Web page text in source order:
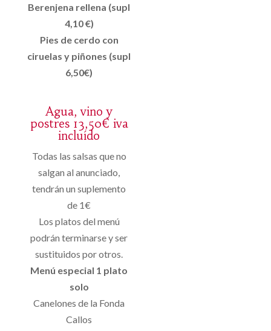
Berenjena rellena (supl
4,10 €)
Pies de cerdo con
ciruelas y piñones (supl
6,50€)
Agua, vino y
postres 13,50€ iva
incluído
Todas las salsas que no
salgan al anunciado,
tendrán un suplemento
de 1€
Los platos del menú
podrán terminarse y ser
sustituidos por otros.
Menú especial 1 plato
solo
Canelones de la Fonda
Callos